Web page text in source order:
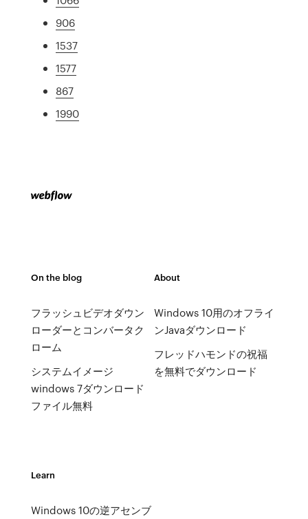
906
1537
1577
867
1990
On the blog
フラッシュビデオダウン
ローダーとコンバータク
ローム
システムイメージ
windows 7ダウンロード
ファイル無料
About
Windows 10用のオフライ
ンJavaダウンロード
フレッドハモンドの祝福
を無料でダウンロード
Learn
Windows 10の逆アセンブ